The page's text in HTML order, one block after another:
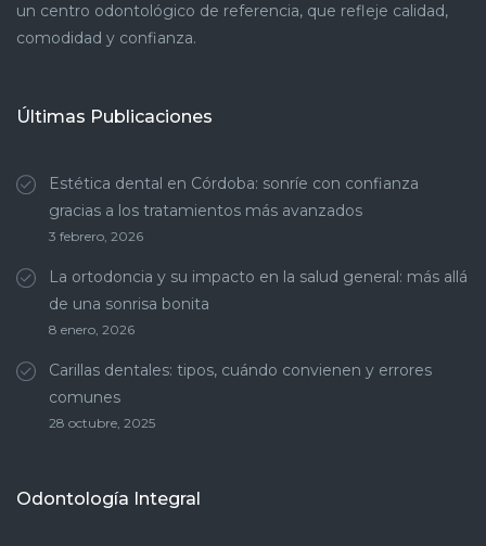
un centro odontológico de referencia, que refleje calidad,
comodidad y confianza.
Últimas Publicaciones
Estética dental en Córdoba: sonríe con confianza
gracias a los tratamientos más avanzados
3 febrero, 2026
La ortodoncia y su impacto en la salud general: más allá
de una sonrisa bonita
8 enero, 2026
Carillas dentales: tipos, cuándo convienen y errores
comunes
28 octubre, 2025
Odontología Integral